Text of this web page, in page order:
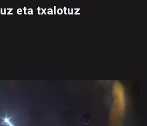
eta txalotuz